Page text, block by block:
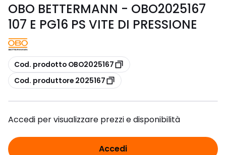
OBO BETTERMANN - OBO2025167
107 E PG16 PS VITE DI PRESSIONE
copia
Cod. prodotto OBO2025167
copia
Cod. produttore 2025167
Accedi per visualizzare prezzi e disponibilità
Accedi